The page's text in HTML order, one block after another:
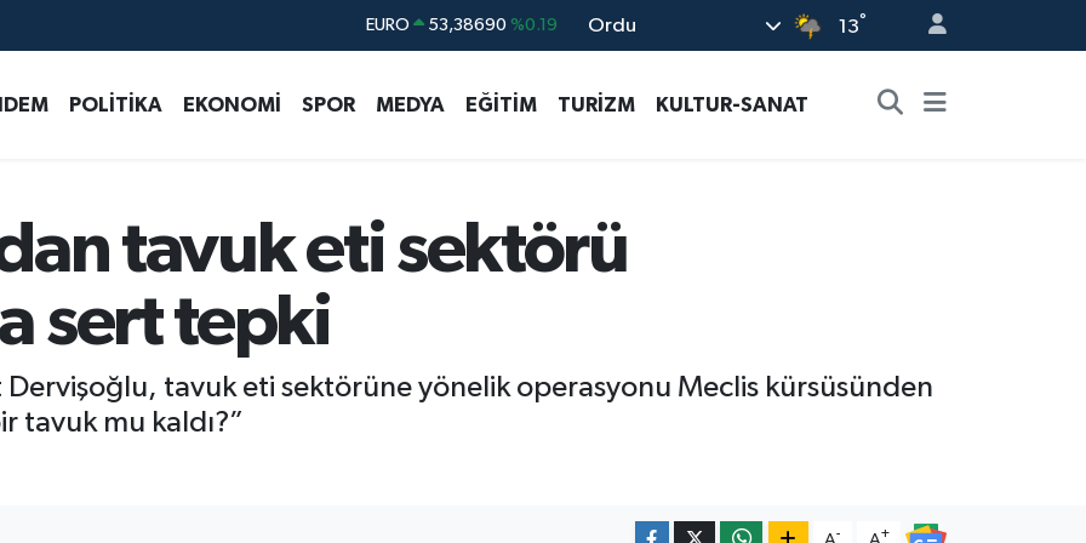
STERLİN 61,60380 %0.18
BİST100 14.598,00 %0
EURO 53,38690 %0.19
Ordu 13°
POLİTİKA EKONOMİ SPOR MEDYA EĞİTİM TURİZM KULTUR-SANAT
tavuk eti sektörü
sert tepki
Dervişoğlu, tavuk eti sektörüne yönelik operasyonu Meclis kürsüsünden
tavuk mu kaldı?”
- +